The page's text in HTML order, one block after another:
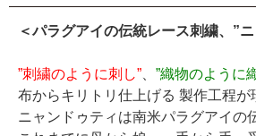
＜パラグアイの伝統レース刺繍、”
”刺繍のように刺し” ”織物のように
布からキリトリ仕上げる 製作工程が
ニャンドゥティは南米パラグアイの